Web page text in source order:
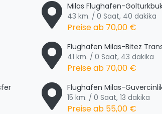
Milas Flughafen-
43 km. / 0 Saat, 40 dakika
Preise ab 70,00 €
Flughafen Milas-Bitez
41 km. / 0 Saat, 43 dakika
Preise ab 70,00 €
Flughafen Milas-
15 km. / 0 Saat, 13 dakika
Preise ab 55,00 €